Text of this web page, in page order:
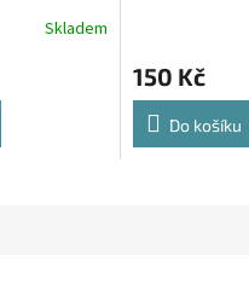
Skladem
150 Kč
Do košíku